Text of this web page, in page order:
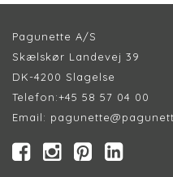
Pagunette A/S
Skælskør Landevej 39
DK-4200 Slagelse
Telefon:+45 58 57 04 00
Email: